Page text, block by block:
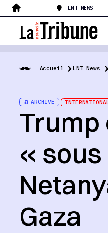
LNT NEWS
Accueil LNT News
ARCHIVE INTERNATIONAL
Trump
«
Gaza